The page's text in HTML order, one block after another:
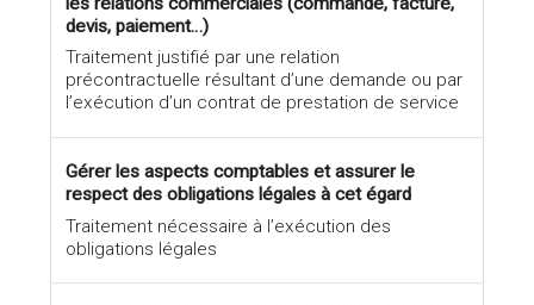
devis, paiement…)
Traitement justifié par une relation
précontractuelle résultant d’une demande ou par
l’exécution d’un contrat de prestation de service
Gérer les aspects comptables et assurer le
respect des obligations légales à cet égard
Traitement nécessaire à l’exécution des
obligations légales